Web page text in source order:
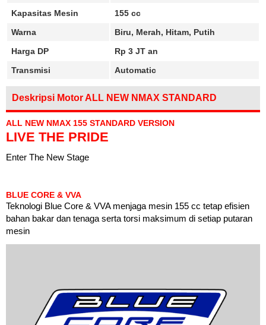
Kapasitas Mesin
155 cc
Warna
Biru, Merah, Hitam, Putih
Harga DP
Rp 3 JT an
Transmisi
Automatic
Deskripsi Motor ALL NEW NMAX STANDARD
ALL NEW NMAX 155 STANDARD VERSION
LIVE THE PRIDE
Enter The New Stage
BLUE CORE & VVA
Teknologi Blue Core & VVA menjaga mesin 155 cc tetap efisien
bahan bakar dan tenaga serta torsi maksimum di setiap putaran
mesin